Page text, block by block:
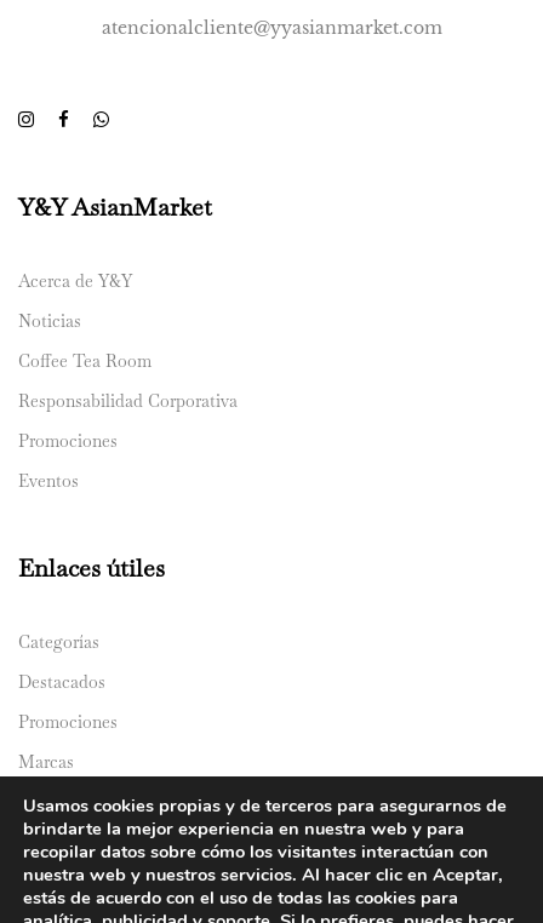
atencionalcliente@yyasianmarket.com
Y&Y AsianMarket
Acerca de Y&Y
Noticias
Coffee Tea Room
Responsabilidad Corporativa
Promociones
Eventos
Enlaces útiles
Categorías
Destacados
Promociones
Marcas
Catálogos
Domicilios
Usamos cookies propias y de terceros para asegurarnos de
brindarte la mejor experiencia en nuestra web y para
recopilar datos sobre cómo los visitantes interactúan con
nuestra web y nuestros servicios. Al hacer clic en Aceptar,
estás de acuerdo con el uso de todas las cookies para